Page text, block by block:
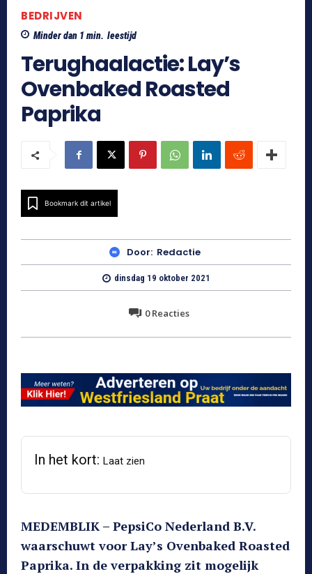
BEDRIJVEN
Minder dan 1 min. leestijd
Terughaalactie: Lay’s
Ovenbaked Roasted
Paprika
Bookmark dit artikel
Door: Redactie
dinsdag 19 oktober 2021
0Reacties
In het kort: Laat zien
MEDEMBLIK – PepsiCo Nederland B.V.
waarschuwt voor Lay’s Ovenbaked Roasted
Paprika. In de verpakking zit mogelijk